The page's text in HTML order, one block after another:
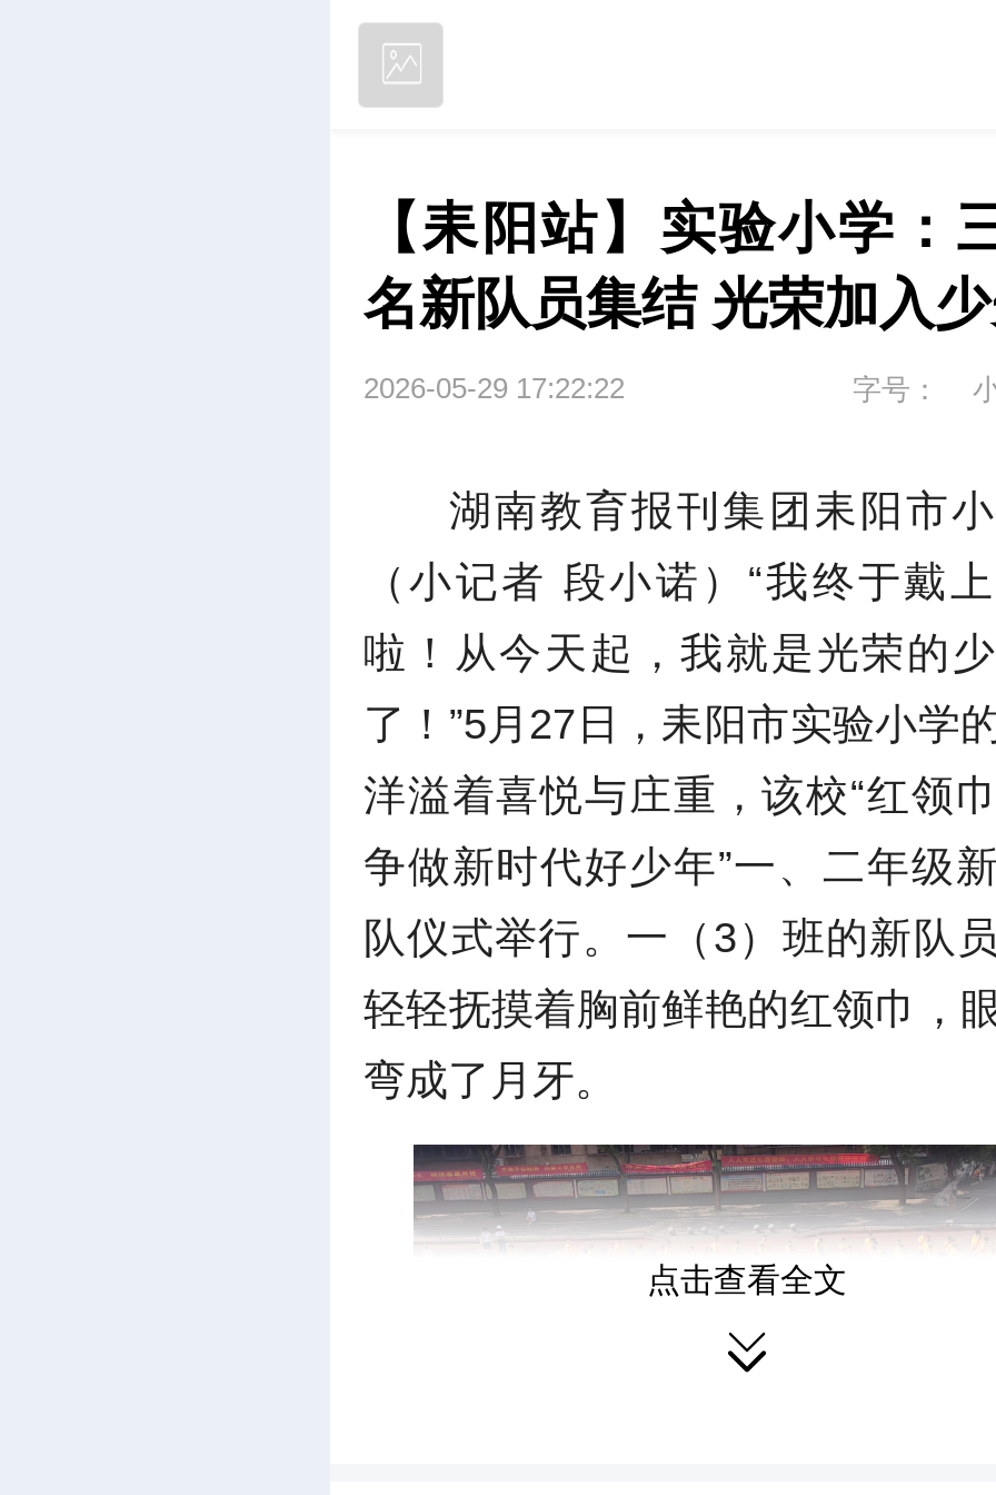
【耒阳站】实验小学：
名新队员集结 光荣加入
2026-05-29 17:22:22 字号：
湖南教育报刊集团耒阳市
（小记者 段小诺）“我终于戴
啦！从今天起，我就是光荣的
了！”5月27日，耒阳市实验小学
洋溢着喜悦与庄重，该校“红领
争做新时代好少年”一、二年级
队仪式举行。一（3）班的新队
轻轻抚摸着胸前鲜艳的红领巾，
弯成了月牙。
点击查看全文
